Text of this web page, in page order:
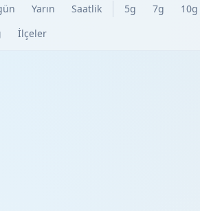
Yarın Saatlik 5g 7g 10g
İlçeler